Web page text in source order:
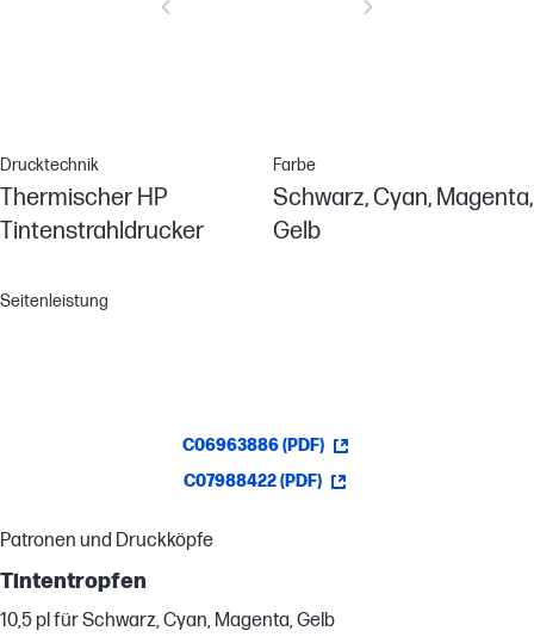
Drucktechnik
Thermischer HP
Tintenstrahldrucker
Farbe
Schwarz, Cyan, Magenta,
Gelb
Seitenleistung
C06963886 (PDF)
C07988422 (PDF)
Patronen und Druckköpfe
Tintentropfen
10,5 pl für Schwarz, Cyan, Magenta, Gelb